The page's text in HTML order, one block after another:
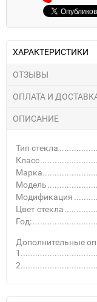
ХАРАКТЕРИСТИКИ
ОТЗЫВЫ
ОПЛАТА И
ОПИСАНИЕ
Тип стекла
Класс
Марка
Модель
Модификация
Цвет стекла
Год:
Дополнительные
1
2